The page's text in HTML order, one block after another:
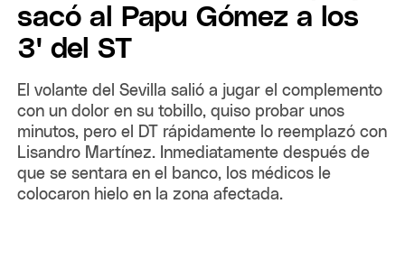
sacó al Papu Gómez a los
3' del ST
El volante del Sevilla salió a jugar el complemento
con un dolor en su tobillo, quiso probar unos
minutos, pero el DT rápidamente lo reemplazó con
Lisandro Martínez. Inmediatamente después de
que se sentara en el banco, los médicos le
colocaron hielo en la zona afectada.